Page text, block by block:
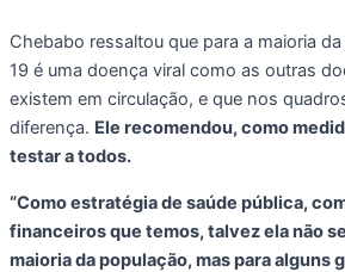
Chebabo ressaltou que para a maioria
19 é uma doença viral como as outras
existem em circulação, e que nos
diferença. Ele recomendou, como
testar a todos.
“Como estratégia de saúde pública,
financeiros que temos, talvez ela não
maioria da população, mas para alguns